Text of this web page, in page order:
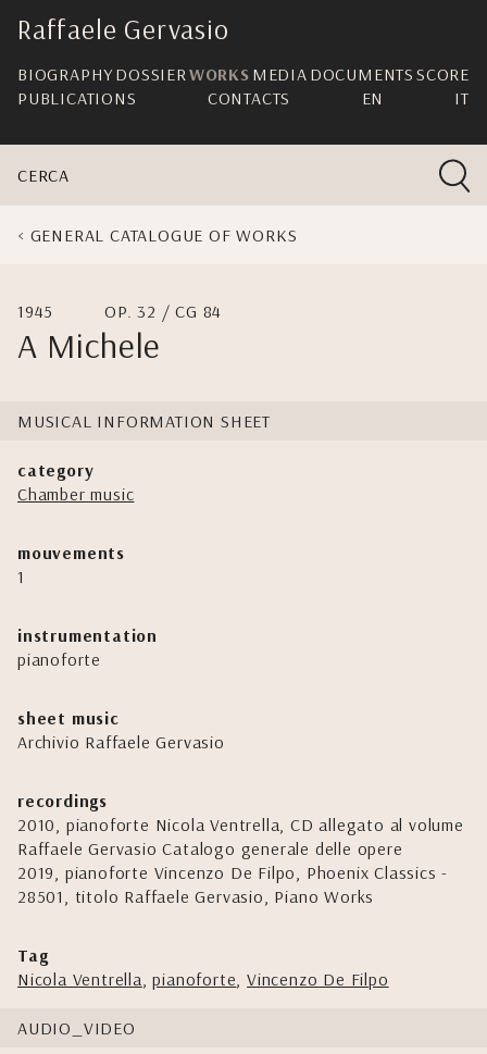
navigation
Raffaele Gervasio
BIOGRAPHYDOSSIERWORKS MEDIA DOCUMENTS SCORE
PUBLICATIONS
CONTACTS EN IT
CERCA
GENERAL CATALOGUE OF WORKS
1945 OP. 32 / CG 84
A Michele
MUSICAL INFORMATION SHEET
category
Chamber music
mouvements
1
instrumentation
pianoforte
sheet music
Archivio Raffaele Gervasio
recordings
2010, pianoforte Nicola Ventrella, CD allegato al volume
Raffaele Gervasio Catalogo generale delle opere
2019, pianoforte Vincenzo De Filpo, Phoenix Classics -
28501, titolo Raffaele Gervasio, Piano Works
Tag
Nicola Ventrella,pianoforte,Vincenzo De Filpo
AUDIO_VIDEO